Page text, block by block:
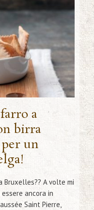
a
birra
un
Bruxelles?? A volte mi
ancora in
Saint Pierre,